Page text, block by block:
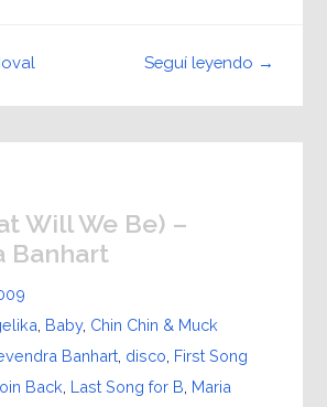
Seguí leyendo →
Will We Be) –
Banhart
Baby, Chin Chin & Muck
Banhart, disco First Song
Back Last Song for B Maria